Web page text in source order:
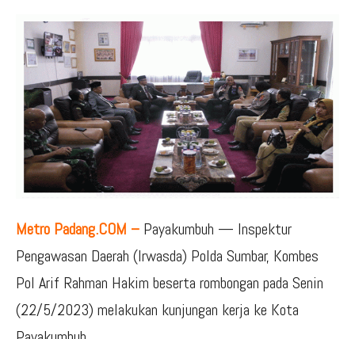
Metro Padang.COM – Payakumbuh — Inspektur
Pengawasan Daerah (Irwasda) Polda Sumbar, Kombes
Pol Arif Rahman Hakim beserta rombongan pada Senin
(22/5/2023) melakukan kunjungan kerja ke Kota